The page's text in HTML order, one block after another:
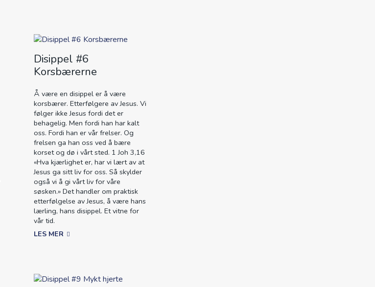
Disippel #6
Korsbærerne
Å være en disippel er å være
korsbærer. Etterfølgere av Jesus. Vi
følger ikke Jesus fordi det er
behagelig. Men fordi han har kalt
oss. Fordi han er vår frelser. Og
frelsen ga han oss ved å bære
korset og dø i vårt sted. 1 Joh 3,16
«Hva kjærlighet er, har vi lært av at
Jesus ga sitt liv for oss. Så skylder
også vi å gi vårt liv for våre
søsken.» Det handler om praktisk
etterfølgelse av Jesus, å være hans
lærling, hans disippel. Et vitne for
vår tid.
LES MER